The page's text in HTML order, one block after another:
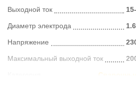
Выходной ток
Диаметр электрода
Напряжение
Максимальный выходной ток